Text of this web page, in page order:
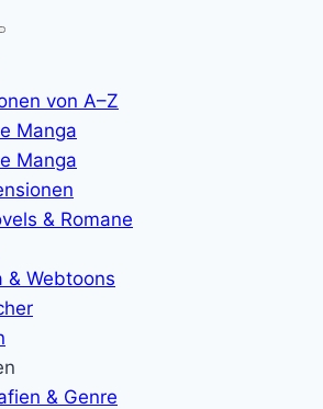
von A–Z
Manga
Manga
& Romane
& Webtoons
& Genre